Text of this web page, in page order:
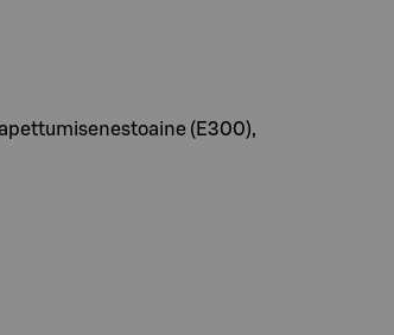
(E300),